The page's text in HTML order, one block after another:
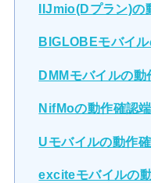
IIJmio(Dプラン)の
BIGLOBEモバイ
DMMモバイルの
NifMoの動作確認
Uモバイルの動作
exciteモバイルの